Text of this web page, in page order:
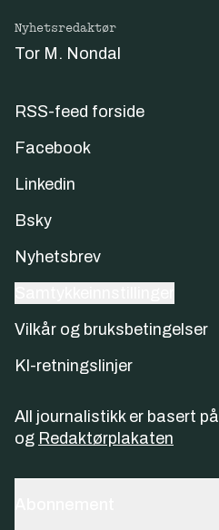
Nyhetsredaktør
Tor M. Nondal
RSS-feed forside
Facebook
Linkedin
Bsky
Nyhetsbrev
Vilkår og bruksbetingelser
KI-retningslinjer
All journalistikk er basert på
og Redaktørplakaten